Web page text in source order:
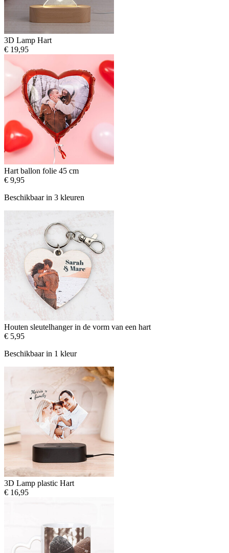
3D Lamp Hart
€ 19,95
Hart ballon folie 45 cm
€ 9,95
Beschikbaar in 3 kleuren
Houten sleutelhanger in de vorm van een hart
€ 5,95
Beschikbaar in 1 kleur
3D Lamp plastic Hart
€ 16,95